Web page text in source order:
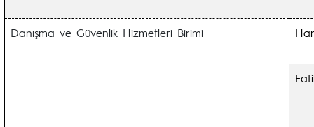
Danışma ve Güvenlik Hizmetleri Birimi